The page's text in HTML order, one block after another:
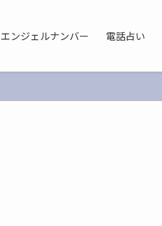
エンジェルナンバー 電話占い